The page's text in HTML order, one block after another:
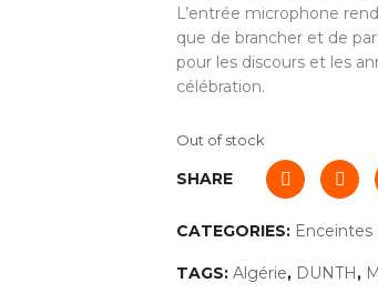
L’entrée microphone
que de brancher et de
pour les discours et les
célébration.
Out of stock
SHARE
CATEGORIES: Enceintes
TAGS: Algérie, DUNTH,